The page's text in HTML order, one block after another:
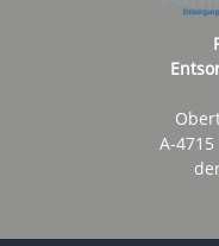
A-